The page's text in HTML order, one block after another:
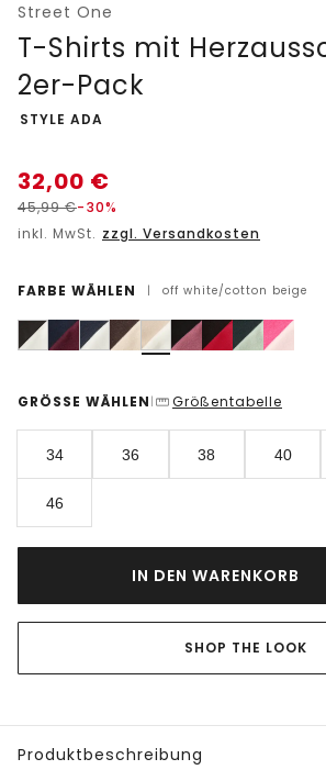
Street One
T-Shirts mit
2er-Pack
-
STYLE ADA
32,00 €
45,99€-30%
inkl. MwSt. zzgl. Versandkosten
FARBE WÄHLEN | off white/cotton beige
GRÖSSE WÄHLEN | Größentabelle
34 36 38 40
46
IN DEN WARENKORB
SHOP THE LOOK
Produktbeschreibung